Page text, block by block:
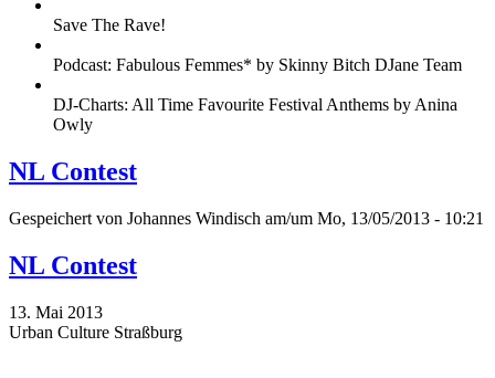
Save The Rave!
Podcast: Fabulous Femmes* by Skinny Bitch DJane Team
DJ-Charts: All Time Favourite Festival Anthems by Anina
Owly
NL Contest
Gespeichert von Johannes Windisch am/um Mo, 13/05/2013 - 10:21
NL Contest
13. Mai 2013
Urban Culture Straßburg